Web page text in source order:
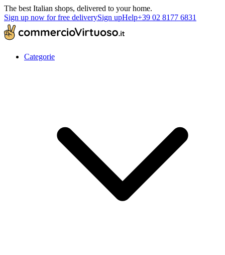
The best Italian shops, delivered to your home.
Sign up now for free deliverySign upHelp+39 02 8177 6831
Categorie